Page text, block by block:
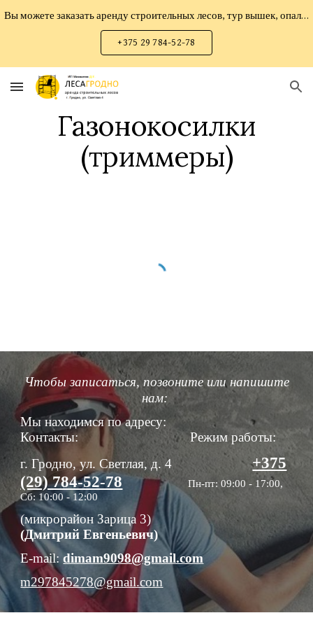
Вы можете заказать аренду строительных лесов, тур вышек, опалубки мелко-щитовой, опалубки перекрытий, опалубки колонн, прокат инструмента
+375 29 784-52-78
Газонокосилки
(триммеры)
Чтобы записаться, позвоните или напишите
нам:
Мы находимся по адресу:
Контакты:
Режим работы:
г. Гродно, ул. Светлая, д. 4
+375
(29) 784-52-78
Пн-пт: 09:00 - 17:00,
Сб: 10:00 - 12:00
(микрорайон Зарица 3)
(Дмитрий Евгеньевич)
E-mail:dimam9098@gmail.com
m297845278@gmail.com